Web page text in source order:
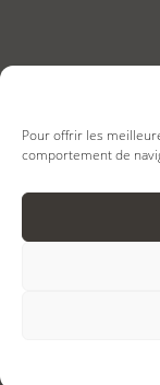
Pour offrir les
comportement de